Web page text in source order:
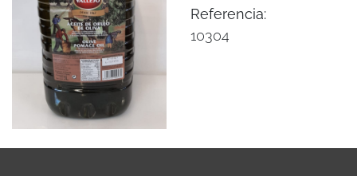
Referencia:
10304